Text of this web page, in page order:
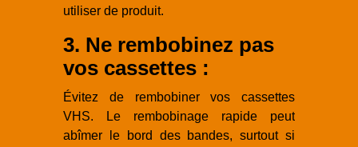
utiliser de produit.
3. Ne rembobinez pas
vos cassettes :
Évitez de rembobiner vos cassettes
VHS. Le rembobinage rapide peut
abîmer le bord des bandes, surtout si